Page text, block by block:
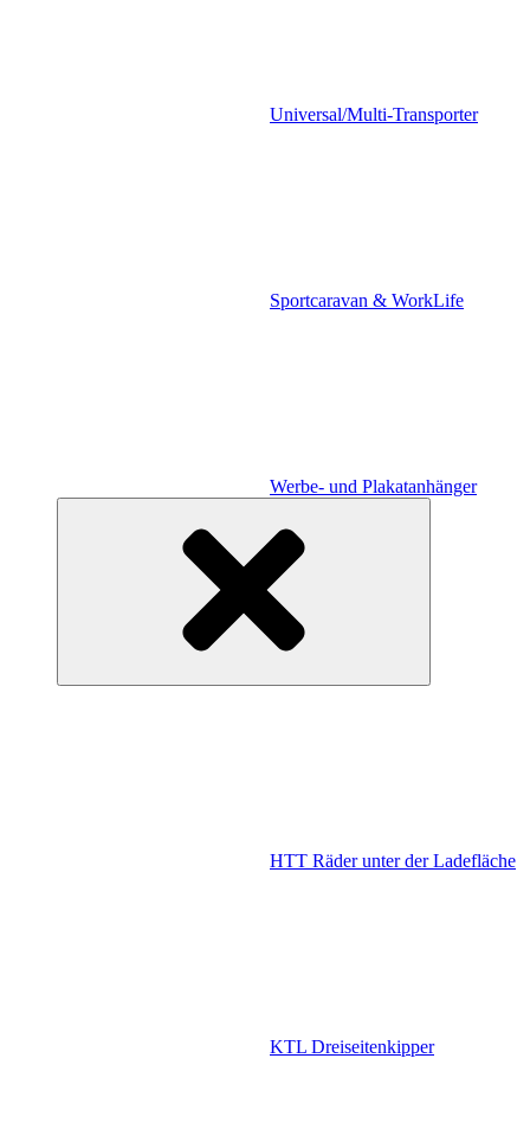
Universal/Multi-Transporter
Sportcaravan & WorkLife
Werbe- und Plakatanhänger
HTT Räder unter der Ladefläche
KTL Dreiseitenkipper